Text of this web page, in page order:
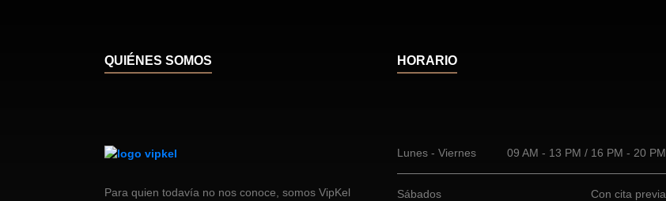
QUIÉNES SOMOS
Para quien todavía no nos conoce, somos VipKel
HORARIO
Lunes - Viernes 09 AM - 13 PM / 16 PM - 20 PM
Sábados Con cita previa